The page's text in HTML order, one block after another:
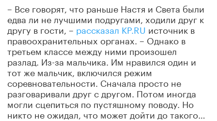
– Все говорят, что раньше Настя и Света были
едва ли не лучшими подругами, ходили друг к
другу в гости, – рассказал KP.RU источник в
правоохранительных органах. – Однако в
третьем классе между ними произошел
разлад. Из-за мальчика. Им нравился один и
тот же мальчик, включился режим
соревновательности. Сначала просто не
разговаривали друг с другом. Потом иногда
могли сцепиться по пустяшному поводу. Но
никто не ожидал, что может дойти до такого…